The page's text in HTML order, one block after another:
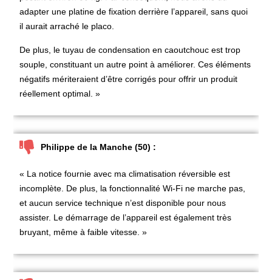
adapter une platine de fixation derrière l’appareil, sans quoi
il aurait arraché le placo.
De plus, le tuyau de condensation en caoutchouc est trop
souple, constituant un autre point à améliorer. Ces éléments
négatifs mériteraient d’être corrigés pour offrir un produit
réellement optimal. »
Philippe de la Manche (50) :
« La notice fournie avec ma climatisation réversible est
incomplète. De plus, la fonctionnalité Wi-Fi ne marche pas,
et aucun service technique n’est disponible pour nous
assister. Le démarrage de l’appareil est également très
bruyant, même à faible vitesse. »